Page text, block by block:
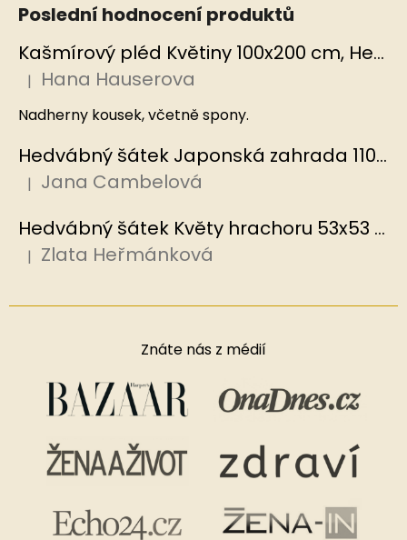
Poslední hodnocení produktů
Kašmírový pléd Květiny 100x200 cm, Hedvábný svět
Hodnocení produktu je 5 z 5 hvězdiček.
| Hana Hauserova
Nadherny kousek, včetně spony.
Hedvábný šátek Japonská zahrada 110x110 cm v dárkovém balení, HEDVÁBNÝ SVĚT
Hodnocení produktu je 5 z 5 hvězdiček.
| Jana Cambelová
Hedvábný šátek Květy hrachoru 53x53 cm v dárkovém balení, HEDVÁBNÝ SVĚT
Hodnocení produktu je 5 z 5 hvězdiček.
| Zlata Heřmánková
Znáte nás z médií